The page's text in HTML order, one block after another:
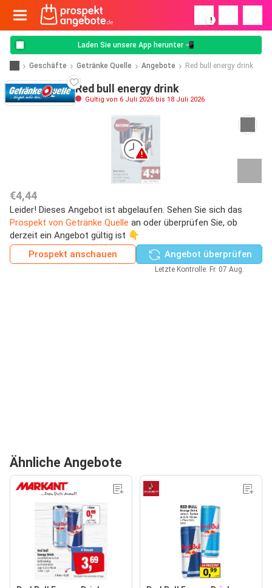
!
Laden Sie unsere App herunter 📲
Geschäfte Getränke Quelle Angebote Red bull energy drink
Red bull energy drink
Gültig von 6 Juli 2026 bis 18 Juli 2026
€4,44
Leider! Dieses Angebot ist abgelaufen. Sehen Sie sich das
Prospekt von Getränke Quelle an oder überprüfen Sie, ob
derzeit ein Angebot gültig ist 👇
Prospekt anschauen
Angebot überprüfen
Letzte Kontrolle: Fr. 07 Aug.
Ähnliche Angebote